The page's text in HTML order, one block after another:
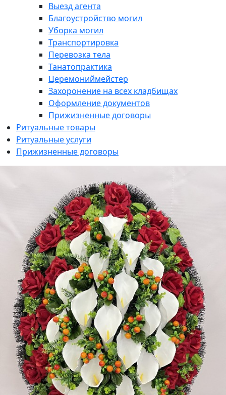
Выезд агента
Благоустройство могил
Уборка могил
Транспортировка
Перевозка тела
Танатопрактика
Церемониймейстер
Захоронение на всех кладбищах
Оформление документов
Прижизненные договоры
Ритуальные товары
Ритуальные услуги
Прижизненные договоры